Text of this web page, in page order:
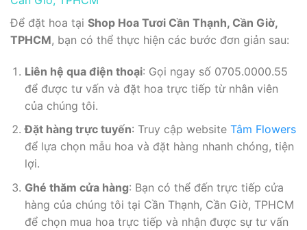
Để đặt hoa tại Shop Hoa Tươi Cần Thạnh, Cần Giờ,
TPHCM, bạn có thể thực hiện các bước đơn giản sau:
Liên hệ qua điện thoại: Gọi ngay số 0705.0000.55
để được tư vấn và đặt hoa trực tiếp từ nhân viên
của chúng tôi.
Đặt hàng trực tuyến: Truy cập website Tâm Flowers
để lựa chọn mẫu hoa và đặt hàng nhanh chóng, tiện
lợi.
Ghé thăm cửa hàng: Bạn có thể đến trực tiếp cửa
hàng của chúng tôi tại Cần Thạnh, Cần Giờ, TPHCM
để chọn mua hoa trực tiếp và nhận được sự tư vấn